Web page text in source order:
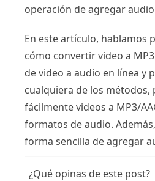
operación de agregar
En este artículo, hablamos
cómo convertir video a
de video a audio en línea y
cualquiera de los
fácilmente videos a MP3/
formatos de audio.
forma sencilla de agregar
¿Qué opinas de este post?